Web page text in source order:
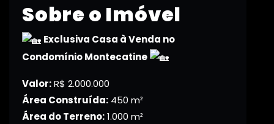
Sobre o Imóvel
Exclusiva Casa à Venda no
Condomínio Montecatine
Valor:R$ 2.000.000
Área Construída: 450 m²
Área do Terreno:1.000 m²